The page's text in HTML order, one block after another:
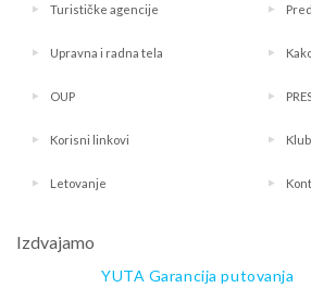
Turističke agencije
Upravna i radna tela
OUP
Korisni linkovi
Letovanje
Izdvajamo
YUTA Garancija putovanja